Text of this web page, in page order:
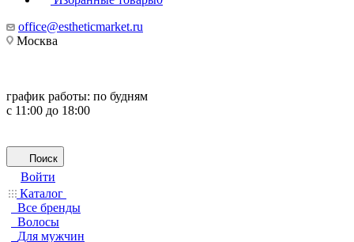
office@estheticmarket.ru
Москва
график работы: по будням
с 11:00 до 18:00
Поиск
Войти
Каталог
Все бренды
Волосы
Для мужчин